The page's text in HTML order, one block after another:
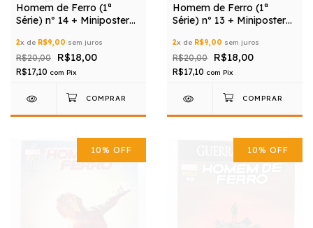
Homem de Ferro (1ª
Série) nº 14 + Miniposter
2x de R$9,00 sem juros
R$20,00 R$18,00
R$17,10 com Pix
Homem de Ferro (1ª
Série) nº 13 + Miniposter
2x de R$9,00 sem juros
R$20,00 R$18,00
R$17,10 com Pix
10% OFF 10% OFF